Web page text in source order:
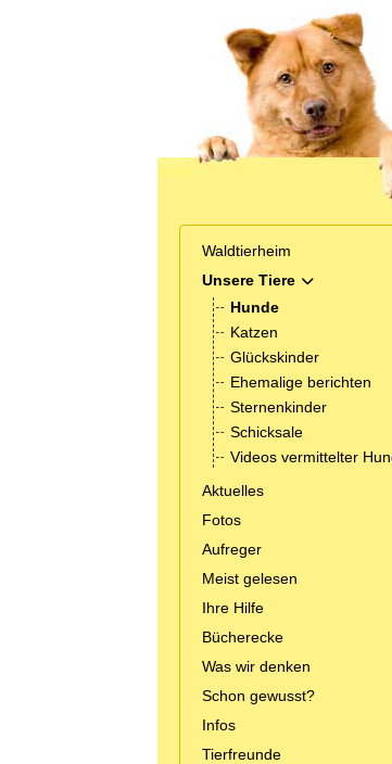
Waldtierheim
Unsere Tiere
Hunde
Katzen
Glückskinder
Ehemalige berichten
Sternenkinder
Schicksale
Videos vermittelter
Aktuelles
Fotos
Aufreger
Meist gelesen
Ihre Hilfe
Bücherecke
Was wir denken
Schon gewusst?
Infos
Tierfreunde